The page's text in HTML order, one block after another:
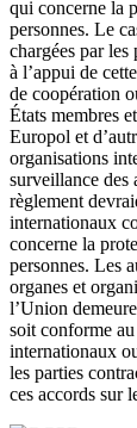
qui concerne la
personnes. Le
chargées par les
à l’appui de
de coopération
États membres
Europol et
organisations
surveillance des
règlement
internationaux
concerne la
personnes. Les
organes et
l’Union
soit conforme
internationaux
les parties
ces accords sur